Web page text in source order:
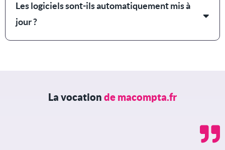
Les logiciels sont-ils automatiquement mis à
jour ?
La vocation de macompta.fr